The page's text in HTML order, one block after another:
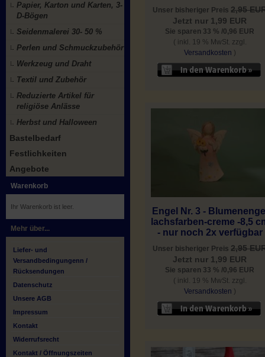
Papier, Karton und Karten, 3-
D-Bögen
Seidenmalerei 30- 50 %
Perlen und Schmuckzubehör
Werkzeug und Draht
Textil und Zubehör
Reduzierte Artikel für
religiöse Anlässe
Herbst und Halloween
Bastelbedarf
Festlichkeiten
Angebote
Warenkorb
Ihr Warenkorb ist leer.
Mehr über...
Liefer- und
Versandbedingungenn /
Rücksendungen
Datenschutz
Unsere AGB
Impressum
Kontakt
Widerrufsrecht
Kontakt / Öffnungszeiten
Unser bisheriger Preis 2,95
Jetzt nur 1,99 EUR
Sie sparen 33 % /0,96 EUR
( inkl. 19 % MwSt. zzgl.
Versandkosten )
Engel Nr. 3 -
lachsfarben-creme -8,5
- nur noch 2x verfügbar
Unser bisheriger Preis 2,95
Jetzt nur 1,99 EUR
Sie sparen 33 % /0,96 EUR
( inkl. 19 % MwSt. zzgl.
Versandkosten )